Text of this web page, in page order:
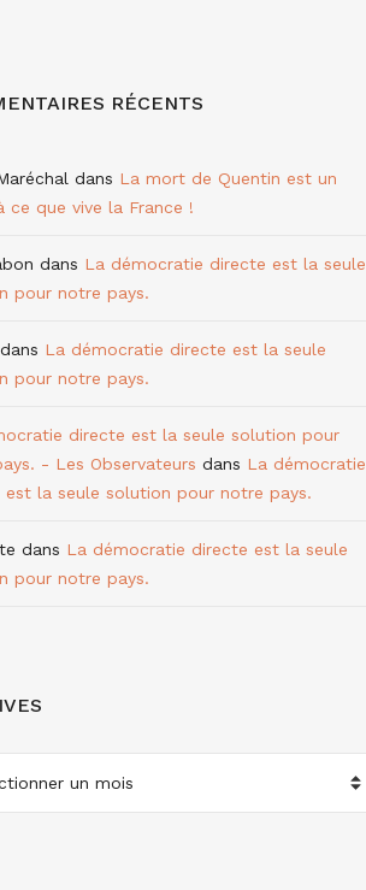
RÉCENTS
dans La mort de Quentin est un
ce que vive la France !
dans La démocratie directe est la seule
pour notre pays.
dans La démocratie directe est la seule
pour notre pays.
directe est la seule solution pour
- Les Observateurs dans La démocratie
est la seule solution pour notre pays.
dans La démocratie directe est la seule
pour notre pays.